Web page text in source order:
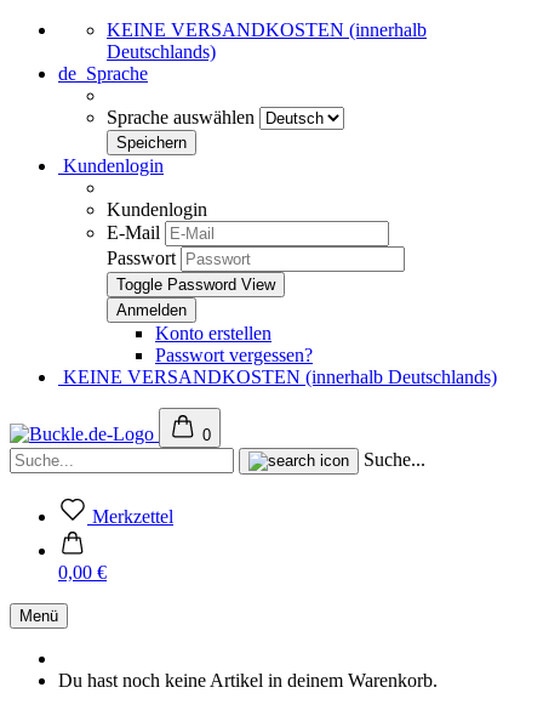
KEINE VERSANDKOSTEN (innerhalb
Deutschlands)
de Sprache
Sprache auswählen
Kundenlogin
Kundenlogin
E-Mail
Passwort
Toggle Password View
Konto erstellen
Passwort vergessen?
KEINE VERSANDKOSTEN (innerhalb Deutschlands)
0
Suche...
Merkzettel
0,00 €
Menü
Du hast noch keine Artikel in deinem Warenkorb.